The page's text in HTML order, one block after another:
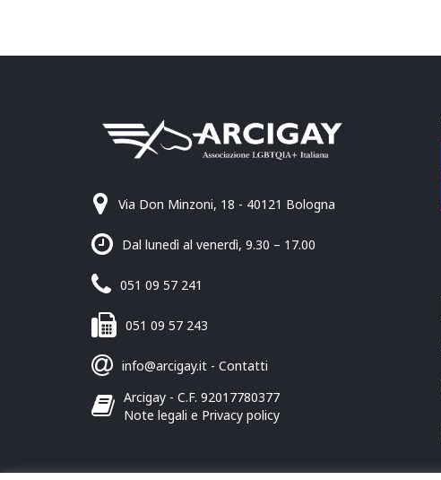
Via Don Minzoni, 18 - 40121 Bologna
Dal lunedì al venerdì, 9.30 – 17.00
051 09 57 241
051 09 57 243
info@arcigay.it - Contatti
Arcigay - C.F. 92017780377
Note legali e Privacy policy